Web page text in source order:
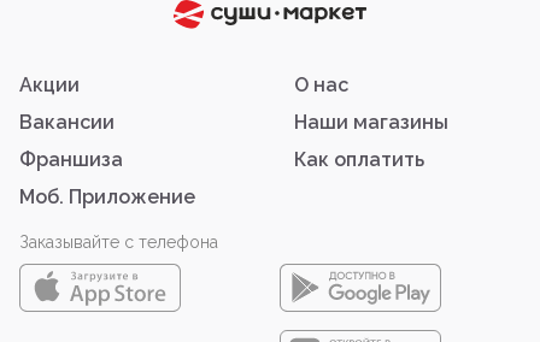
Акции
О нас
Вакансии
Наши магазины
Франшиза
Как оплатить
Моб. Приложение
Заказывайте с телефона